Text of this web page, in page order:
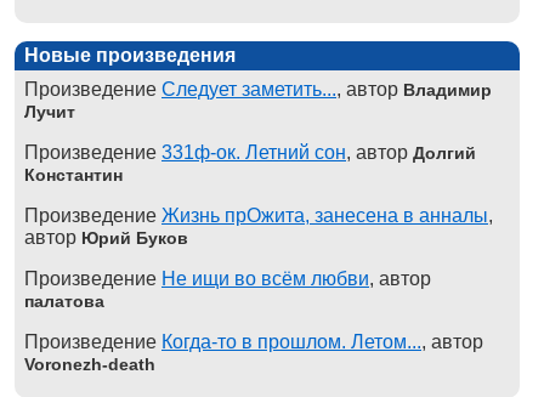
Новые произведения
Произведение Следует заметить..., автор Владимир
Лучит
Произведение 331ф-ок. Летний сон, автор Долгий
Константин
Произведение Жизнь прОжита, занесена в анналы,
автор Юрий Буков
Произведение Не ищи во всём любви, автор
палатова
Произведение Когда-то в прошлом. Летом..., автор
Voronezh-death